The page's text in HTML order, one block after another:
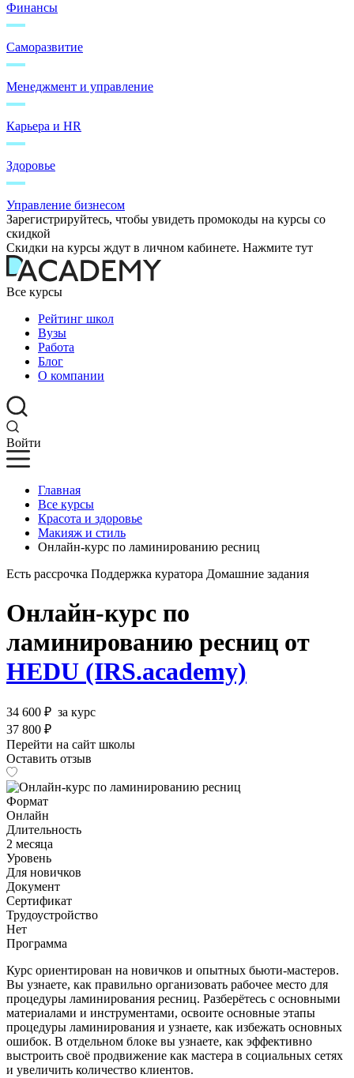
Финансы
Саморазвитие
Менеджмент и управление
Карьера и HR
Здоровье
Управление бизнесом
Зарегистрируйтесь, чтобы увидеть промокоды на курсы со
скидкой
Скидки на курсы ждут в личном кабинете. Нажмите тут
Все курсы
Рейтинг школ
Вузы
Работа
Блог
О компании
Войти
Главная
Все курсы
Красота и здоровье
Макияж и стиль
Онлайн-курс по ламинированию ресниц
Есть рассрочка Поддержка куратора Домашние задания
Онлайн-курс по
ламинированию ресниц от
HEDU (IRS.academy)
34 600 ₽ за курс
37 800 ₽
Перейти на сайт школы
Оставить отзыв
Формат
Онлайн
Длительность
2 месяца
Уровень
Для новичков
Документ
Сертификат
Трудоустройство
Нет
Программа
Курс ориентирован на новичков и опытных бьюти-мастеров.
Вы узнаете, как правильно организовать рабочее место для
процедуры ламинирования ресниц. Разберётесь с основными
материалами и инструментами, освоите основные этапы
процедуры ламинирования и узнаете, как избежать основных
ошибок. В отдельном блоке вы узнаете, как эффективно
выстроить своё продвижение как мастера в социальных сетях
и увеличить количество клиентов.